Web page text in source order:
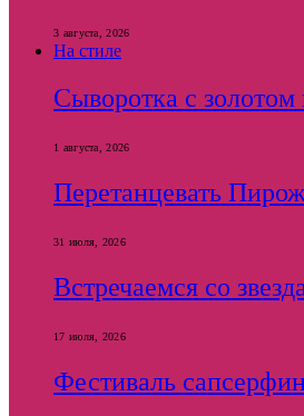
3 августа, 2026
На стиле
Сыворотка с
1 августа, 2026
Перетанцевать
31 июля, 2026
Встречаемся со
17 июля, 2026
Фестиваль